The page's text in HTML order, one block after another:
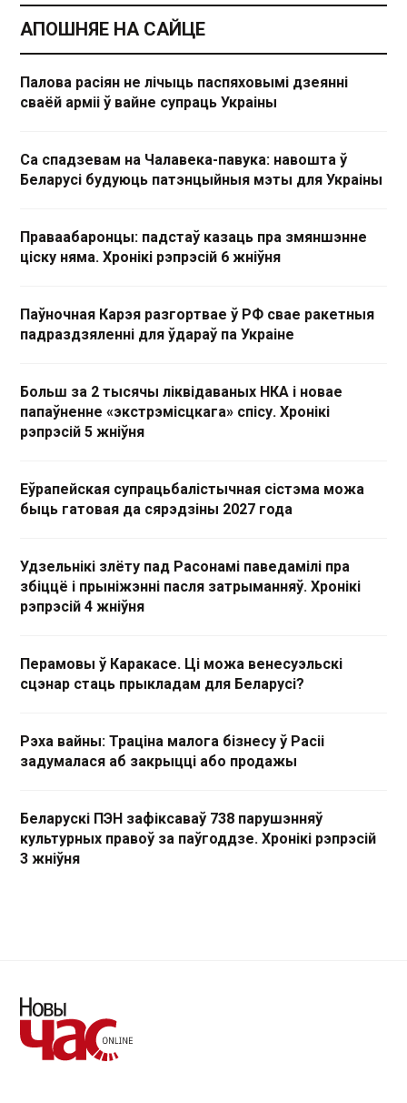
АПОШНЯЕ НА САЙЦЕ
Палова расіян не лічыць паспяховымі дзеянні
сваёй арміі ў вайне супраць Украіны
Са спадзевам на Чалавека-павука: навошта ў
Беларусі будуюць патэнцыйныя мэты для Украіны
Праваабаронцы: падстаў казаць пра змяншэнне
ціску няма. Хронікі рэпрэсій 6 жніўня
Паўночная Карэя разгортвае ў РФ свае ракетныя
падраздзяленні для ўдараў па Украіне
Больш за 2 тысячы ліквідаваных НКА і новае
папаўненне «экстрэмісцкага» спісу. Хронікі
рэпрэсій 5 жніўня
Еўрапейская супрацьбалістычная сістэма можа
быць гатовая да сярэдзіны 2027 года
Удзельнікі злёту пад Расонамі паведамілі пра
збіццё і прыніжэнні пасля затрыманняў. Хронікі
рэпрэсій 4 жніўня
Перамовы ў Каракасе. Ці можа венесуэльскі
сцэнар стаць прыкладам для Беларусі?
Рэха вайны: Траціна малога бізнесу ў Расіі
задумалася аб закрыцці або продажы
Беларускі ПЭН зафіксаваў 738 парушэнняў
культурных правоў за паўгоддзе. Хронікі рэпрэсій
3 жніўня